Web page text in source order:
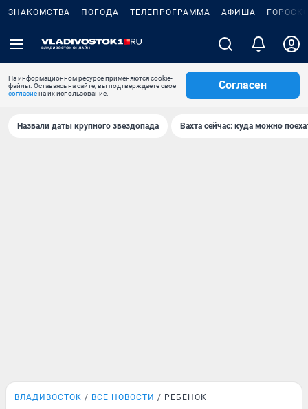
ЗНАКОМСТВА ПОГОДА ТЕЛЕПРОГРАММА АФИША
На информационном ресурсе применяются cookie-
файлы. Оставаясь на сайте, вы подтверждаете свое
согласиена их использование.
Согласен
Назвали даты крупного звездопада Вахта сейчас: куда можно
ВЛАДИВОСТОК ВСЕ НОВОСТИ РЕБЕНОК